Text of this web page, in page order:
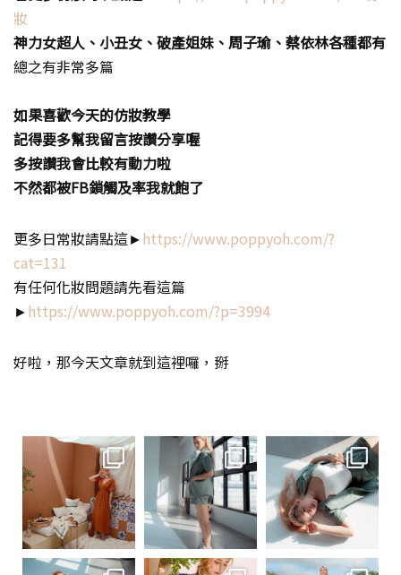
妝
神力女超人、小丑女、破產姐妹、周子瑜、蔡依林各種都有
總之有非常多篇
如果喜歡今天的仿妝教學
記得要多幫我留言按讚分享喔
多按讚我會比較有動力啦
不然都被FB鎖觸及率我就飽了
更多日常妝請點這►https://www.poppyoh.com/?
cat=131
有任何化妝問題請先看這篇
►https://www.poppyoh.com/?p=3994
好啦，那今天文章就到這裡囉，掰